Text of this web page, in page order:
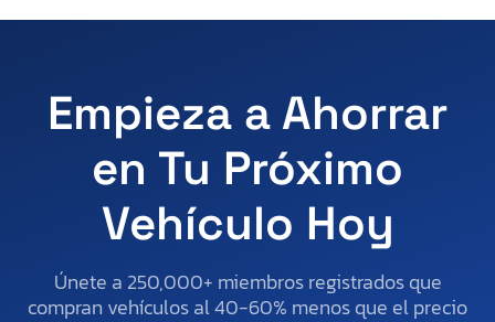
Empieza a Ahorrar
en Tu Próximo
Vehículo Hoy
Únete a 250,000+ miembros registrados que
compran vehículos al 40-60% menos que el precio